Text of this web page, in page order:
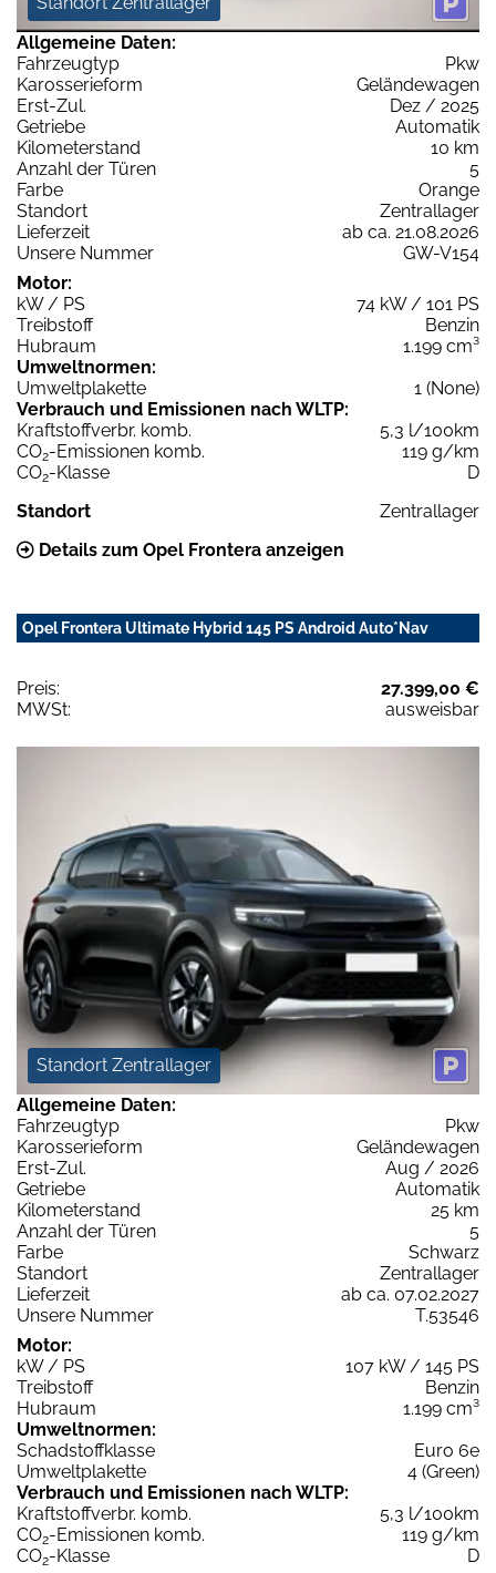
Allgemeine Daten:
Fahrzeugtyp
Pkw
Karosserieform
Geländewagen
Erst-Zul.
Dez / 2025
Getriebe
Automatik
Kilometerstand
10 km
Anzahl der Türen
5
Farbe
Orange
Standort
Zentrallager
Lieferzeit
ab ca. 21.08.2026
Unsere Nummer
GW-V154
Motor:
kW / PS
74 kW / 101 PS
Treibstoff
Benzin
Hubraum
1.199 cm³
Umweltnormen:
Umweltplakette
1 (None)
Verbrauch und Emissionen nach WLTP:
Kraftstoffverbr. komb.
5,3 l/100km
CO2-Emissionen komb.
119 g/km
CO2-Klasse
D
Standort
Zentrallager
Details zum Opel Frontera anzeigen
Opel Frontera Ultimate Hybrid 145 PS Android Auto*Nav
Preis:
27.399,00 €
MWSt:
ausweisbar
Standort Zentrallager
Allgemeine Daten:
Fahrzeugtyp
Pkw
Karosserieform
Geländewagen
Erst-Zul.
Aug / 2026
Getriebe
Automatik
Kilometerstand
25 km
Anzahl der Türen
5
Farbe
Schwarz
Standort
Zentrallager
Lieferzeit
ab ca. 07.02.2027
Unsere Nummer
T.53546
Motor:
kW / PS
107 kW / 145 PS
Treibstoff
Benzin
Hubraum
1.199 cm³
Umweltnormen:
Schadstoffklasse
Euro 6e
Umweltplakette
4 (Green)
Verbrauch und Emissionen nach WLTP:
Kraftstoffverbr. komb.
5,3 l/100km
CO2-Emissionen komb.
119 g/km
CO2-Klasse D